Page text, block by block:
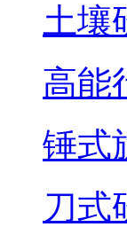
土壤
高能
锤式
刀式